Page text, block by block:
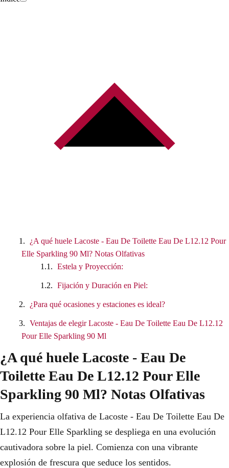
¿A qué huele Lacoste - Eau De Toilette Eau De L12.12 Pour
Elle Sparkling 90 Ml? Notas Olfativas
Estela y Proyección:
Fijación y Duración en Piel:
¿Para qué ocasiones y estaciones es ideal?
Ventajas de elegir Lacoste - Eau De Toilette Eau De L12.12
Pour Elle Sparkling 90 Ml
¿A qué huele Lacoste - Eau De
Toilette Eau De L12.12 Pour Elle
Sparkling 90 Ml? Notas Olfativas
La experiencia olfativa de Lacoste - Eau De Toilette Eau De
L12.12 Pour Elle Sparkling se despliega en una evolución
cautivadora sobre la piel. Comienza con una vibrante
explosión de frescura que seduce los sentidos.